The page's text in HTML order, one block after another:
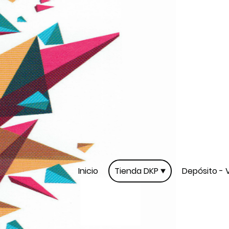
Inicio Tienda DKP Depósito -